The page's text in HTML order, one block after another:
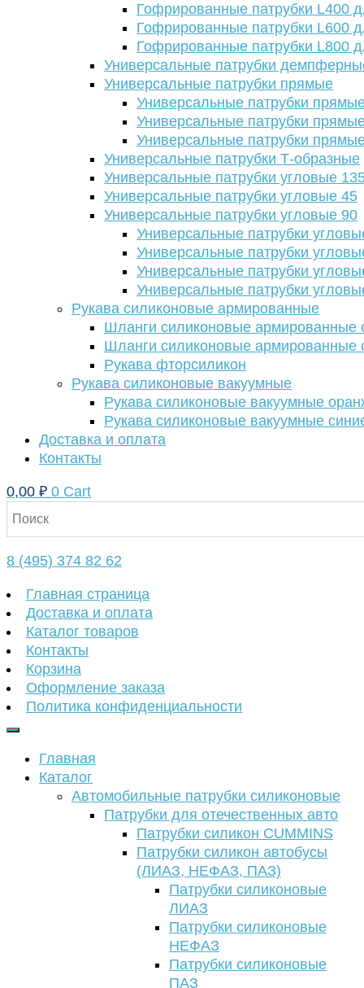
Гофрированные патрубки L400
Гофрированные патрубки L600
Гофрированные патрубки L800
Универсальные патрубки
Универсальные патрубки прямые
Универсальные патрубки
Универсальные патрубки
Универсальные патрубки
Универсальные патрубки Т-образные
Универсальные патрубки угловые
Универсальные патрубки угловые 45
Универсальные патрубки угловые 90
Универсальные патрубки
Универсальные патрубки
Универсальные патрубки
Универсальные патрубки
Рукава силиконовые армированные
Шланги силиконовые армированные
Шланги силиконовые армированные
Рукава фторсиликон
Рукава силиконовые вакуумные
Рукава силиконовые вакуумные
Рукава силиконовые вакуумные
Доставка и оплата
Контакты
0,00 ₽ 0 Cart
8 (495) 374 82 62
Главная страница
Доставка и оплата
Каталог товаров
Контакты
Корзина
Оформление заказа
Политика конфиденциальности
Главная
Каталог
Автомобильные патрубки силиконовые
Патрубки для отечественных авто
Патрубки силикон CUMMINS
Патрубки силикон автобусы
(ЛИАЗ, НЕФАЗ, ПАЗ)
Патрубки силиконовые
ЛИАЗ
Патрубки силиконовые
НЕФАЗ
Патрубки силиконовые
ПАЗ